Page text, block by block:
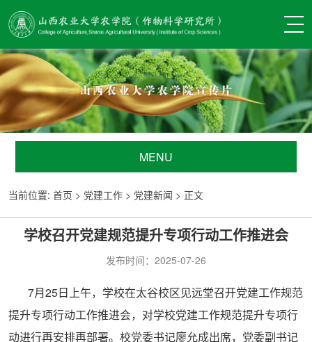
MENU
当前位置: 首页 > 党建工作 > 党建新闻 > 正文
学校召开党建规范提升专项行动工作推进会
发布时间：2025-07-26
7月25日上午，学校在太谷校区见远堂召开党建工作规范
提升专项行动工作推进会，对学校党建工作规范提升专项行
动进行再安排再部署。校党委书记廖允成出席，党委副书记